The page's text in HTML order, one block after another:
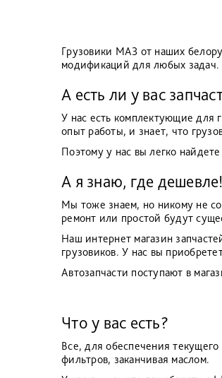
Грузовики МАЗ от наших
модификаций для любых задач.
А есть ли у вас
У нас есть комплектующие для
опыт работы, и знает, что
Поэтому у нас вы легко
А я знаю, где дешевле!
Мы тоже знаем, но никому не
ремонт или простой будут
Наш интернет магазин
грузовиков. У нас вы
Автозапчасти поступают в
Что у вас есть?
Все, для обеспечения
фильтров, заканчивая маслом.